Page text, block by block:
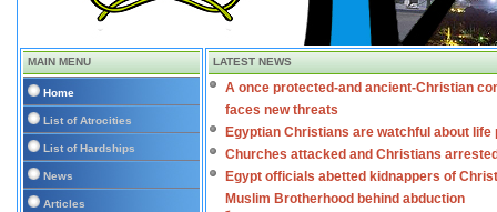
MAIN MENU
Home
List of Atrocities
List of Hardships
News
Articles
LATEST NEWS
A once protected-and ancient-Christian
faces new threats
Egyptian Christians are watchful about life
Churches attacked and Christians
Egypt officials abetted kidnappers of
Muslim Brotherhood behind abduction